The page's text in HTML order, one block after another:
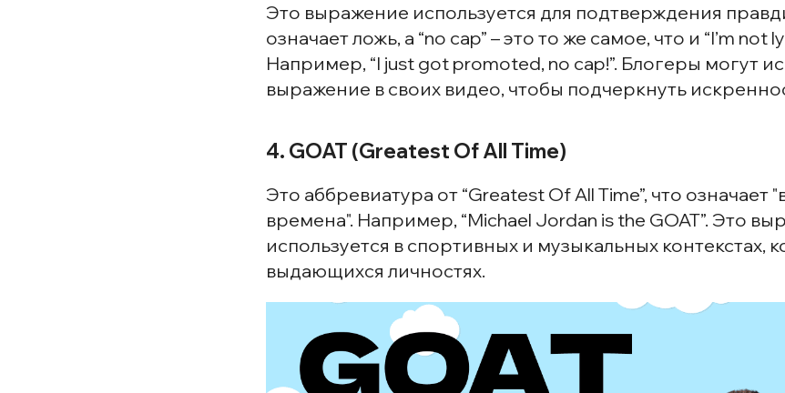
Это выражение используется для подтверждения
означает ложь, а “no cap” – это то же самое, что и “I’m not
Например, “I just got promoted, no cap!”. Блогеры могут
выражение в своих видео, чтобы подчеркнуть
4. GOAT (Greatest Of All Time)
Это аббревиатура от “Greatest Of All Time”, что означает
времена". Например, “Michael Jordan is the GOAT”. Это
используется в спортивных и музыкальных контекстах,
выдающихся личностях.